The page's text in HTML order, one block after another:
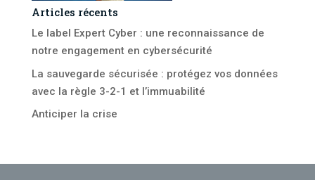
Articles récents
Le label Expert Cyber : une reconnaissance de
notre engagement en cybersécurité
La sauvegarde sécurisée : protégez vos données
avec la règle 3-2-1 et l’immuabilité
Anticiper la crise